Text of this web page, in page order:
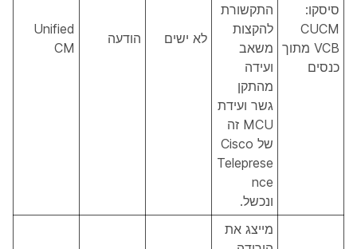
סיסקו:
CUCM
VCB מתוך
כנסים
התקשורת
להקצות
משאב
ועידה
מהתקן
גשר ועידת
MCU זה
של Cisco
Teleprese
nce
ונכשל.
לא ישים הודעה
Unified
CM
מייצג את